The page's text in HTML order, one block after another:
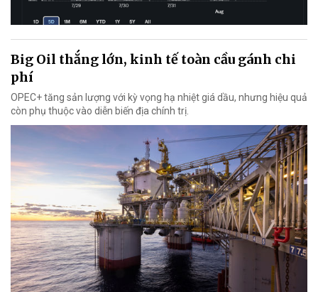
Big Oil thắng lớn, kinh tế toàn cầu gánh chi
phí
OPEC+ tăng sản lượng với kỳ vọng hạ nhiệt giá dầu, nhưng hiệu quả
còn phụ thuộc vào diễn biến địa chính trị.